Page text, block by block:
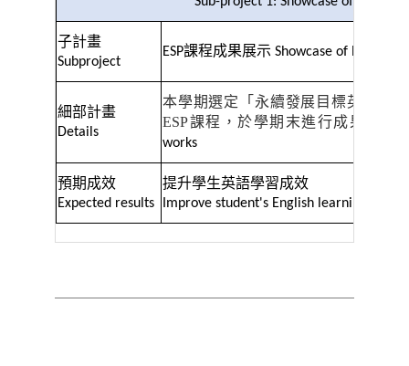
子計畫
Subproject
ESP課程成果展示 Showcase of ESP
細部計畫
Details
本學期選定「永續發展目標英文」
ESP課程，於學期末進行成果發表
works
預期成效
Expected results
提升學生英語學習成效
Improve student's English learning